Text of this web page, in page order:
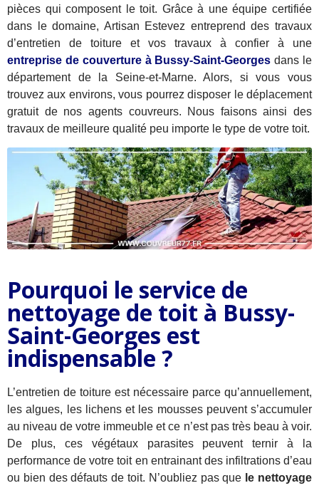
pièces qui composent le toit. Grâce à une équipe certifiée
dans le domaine, Artisan Estevez entreprend des travaux
d’entretien de toiture et vos travaux à confier à une
entreprise de couverture à Bussy-Saint-Georges dans le
département de la Seine-et-Marne. Alors, si vous vous
trouvez aux environs, vous pourrez disposer le déplacement
gratuit de nos agents couvreurs. Nous faisons ainsi des
travaux de meilleure qualité peu importe le type de votre toit.
Pourquoi le service de
nettoyage de toit à Bussy-
Saint-Georges est
indispensable ?
L’entretien de toiture est nécessaire parce qu’annuellement,
les algues, les lichens et les mousses peuvent s’accumuler
au niveau de votre immeuble et ce n’est pas très beau à voir.
De plus, ces végétaux parasites peuvent ternir à la
performance de votre toit en entrainant des infiltrations d’eau
ou bien des défauts de toit. N’oubliez pas que le nettoyage